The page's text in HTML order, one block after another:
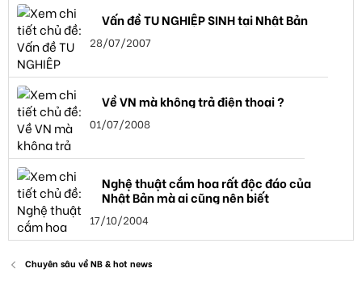
Vấn đề TU NGHIỆP SINH tại Nhật Bản
28/07/2007
Về VN mà không trả điện thoại ?
01/07/2008
Nghệ thuật cắm hoa rất độc đáo của
Nhật Bản mà ai cũng nên biết
17/10/2004
Chuyên sâu về NB & hot news